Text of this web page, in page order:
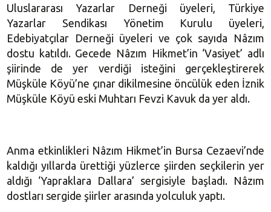
Uluslararası Yazarlar Derneği üyeleri, Türkiye
Yazarlar Sendikası Yönetim Kurulu üyeleri,
Edebiyatçılar Derneği üyeleri ve çok sayıda Nâzım
dostu katıldı. Gecede Nâzım Hikmet’in ‘Vasiyet’ adlı
şiirinde de yer verdiği isteğini gerçekleştirerek
Müşküle Köyü’ne çınar dikilmesine öncülük eden İznik
Müşküle Köyü eski Muhtarı Fevzi Kavuk da yer aldı.
Anma etkinlikleri Nâzım Hikmet’in Bursa Cezaevi’nde
kaldığı yıllarda ürettiği yüzlerce şiirden seçkilerin yer
aldığı ‘Yapraklara Dallara’ sergisiyle başladı. Nâzım
dostları sergide şiirler arasında yolculuk yaptı.